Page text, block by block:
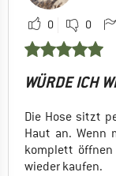
0 0
WÜRDE ICH
Die Hose sitzt
Haut an. Wenn
komplett
wieder kaufen.